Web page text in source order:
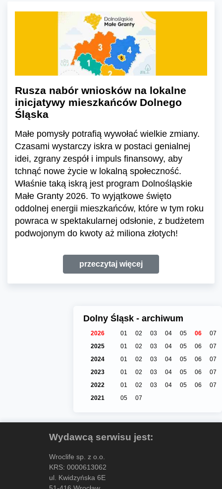
Rusza nabór wniosków na lokalne
inicjatywy mieszkańców Dolnego
Śląska
Małe pomysły potrafią wywołać wielkie zmiany.
Czasami wystarczy iskra w postaci genialnej
idei, zgrany zespół i impuls finansowy, aby
tchnąć nowe życie w lokalną społeczność.
Właśnie taką iskrą jest program Dolnośląskie
Małe Granty 2026. To wyjątkowe święto
oddolnej energii mieszkańców, które w tym roku
powraca w spektakularnej odsłonie, z budżetem
podwojonym do kwoty aż miliona złotych!
przeczytaj więcej
Dolny Śląsk - archiwum
2026 01 02 03 04 05 06
07
2025
01 02 03 04 05 06
07
2024
01 02 03 04 05 06
07
2023
01 02 03 04 05 06
07
2022
01 02 03 04 05 06
07
2021
05 07
Wydawcą serwisu jest:
Wroclife sp. z o.o.
KRS: 0000613062
ul. Kwidzyńska 6E